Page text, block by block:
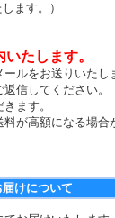
ます。）
たします。
ルをお送りいたし
信してください。
ます。
が高額になる場合
けについて